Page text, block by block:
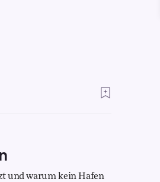
und warum kein Hafen